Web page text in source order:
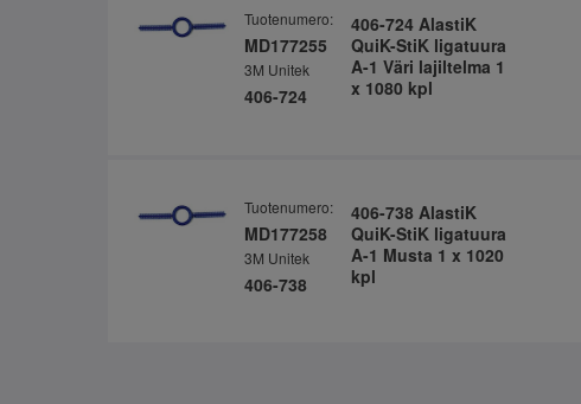
Tuotenumero:
MD177255
3M Unitek
406-724
406-724 AlastiK
QuiK-StiK ligatuura
A-1 Väri lajiltelma 1
x 1080 kpl
Tuotenumero:
MD177258
3M Unitek
406-738
406-738 AlastiK
QuiK-StiK ligatuura
A-1 Musta 1 x 1020
kpl